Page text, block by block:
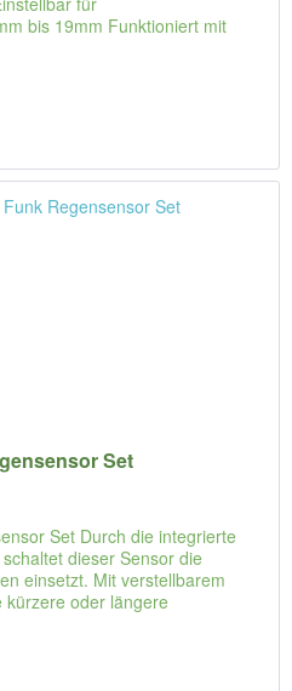
bis 19mm Funktioniert mit
Set
Set Durch die integrierte
dieser Sensor die
einsetzt. Mit verstellbarem
kürzere oder längere